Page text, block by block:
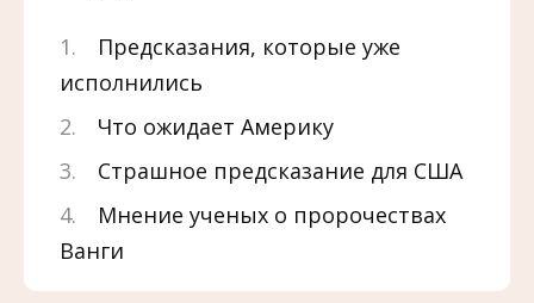
Предсказания, которые уже
исполнились
Что ожидает Америку
Страшное предсказание для США
Мнение ученых о пророчествах
Ванги